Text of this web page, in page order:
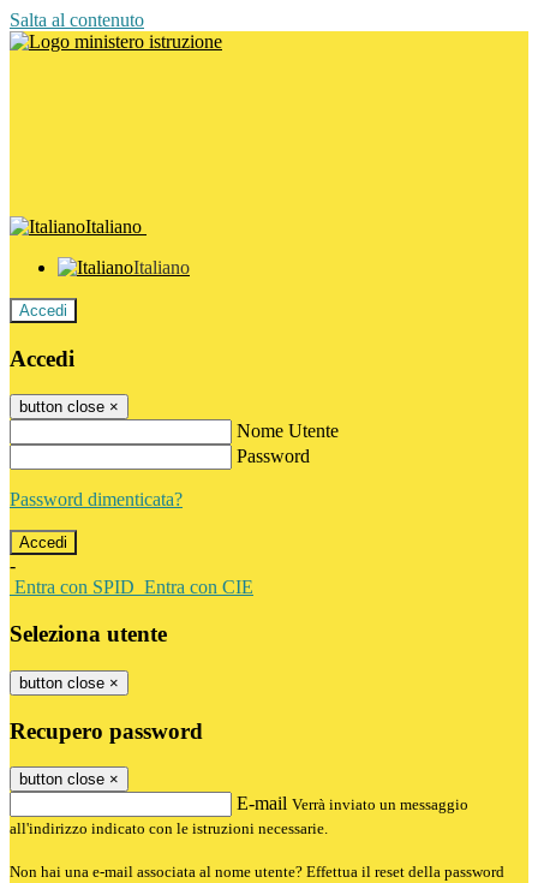
Salta al contenuto
Italiano
Italiano
Accedi
Accedi
button close ×
Nome Utente
Password
Password dimenticata?
-
Entra con SPID Entra con CIE
Seleziona utente
button close ×
Recupero password
button close ×
E-mail Verrà inviato un messaggio
all'indirizzo indicato con le istruzioni necessarie.
Non hai una e-mail associata al nome utente? Effettua il reset della password